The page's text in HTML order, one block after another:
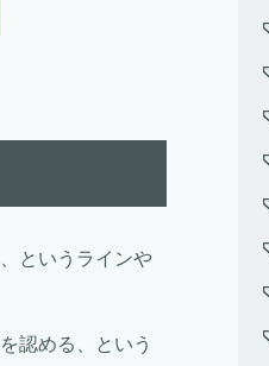
というラインや
認める、という